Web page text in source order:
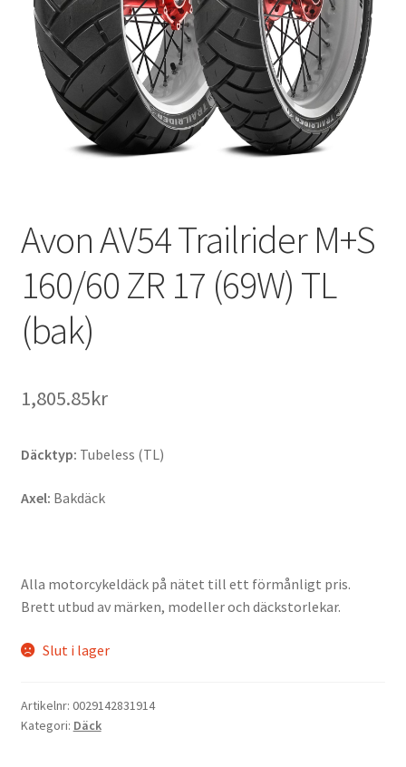
Avon AV54 Trailrider M+S
160/60 ZR 17 (69W) TL
(bak)
1,805.85kr
Däcktyp: Tubeless (TL)
Axel: Bakdäck
Alla motorcykeldäck på nätet till ett förmånligt pris.
Brett utbud av märken, modeller och däckstorlekar.
Slut i lager
Artikelnr: 0029142831914
Kategori: Däck